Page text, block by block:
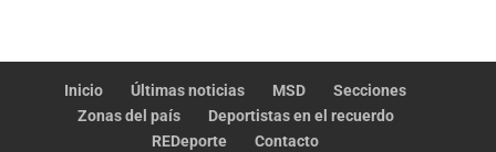
Inicio Últimas noticias MSD
Secciones
Zonas del país
Deportistas en el recuerdo
REDeporte
Contacto